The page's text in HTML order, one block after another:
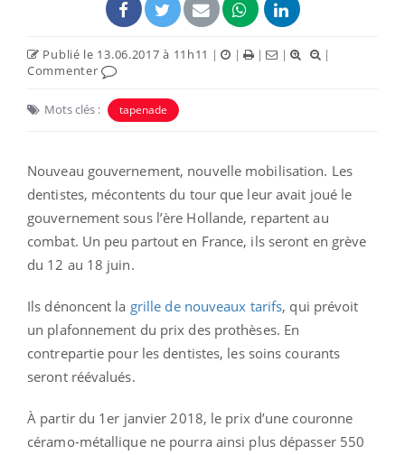
Publié le 13.06.2017 à 11h11 | | | |
|
Commenter
Mots clés : tapenade
Nouveau gouvernement, nouvelle mobilisation. Les
dentistes, mécontents du tour que leur avait joué le
gouvernement sous l’ère Hollande, repartent au
combat. Un peu partout en France, ils seront en grève
du 12 au 18 juin.
Ils dénoncent la grille de nouveaux tarifs, qui prévoit
un plafonnement du prix des prothèses. En
contrepartie pour les dentistes, les soins courants
seront réévalués.
À partir du 1er janvier 2018, le prix d’une couronne
céramo-métallique ne pourra ainsi plus dépasser 550